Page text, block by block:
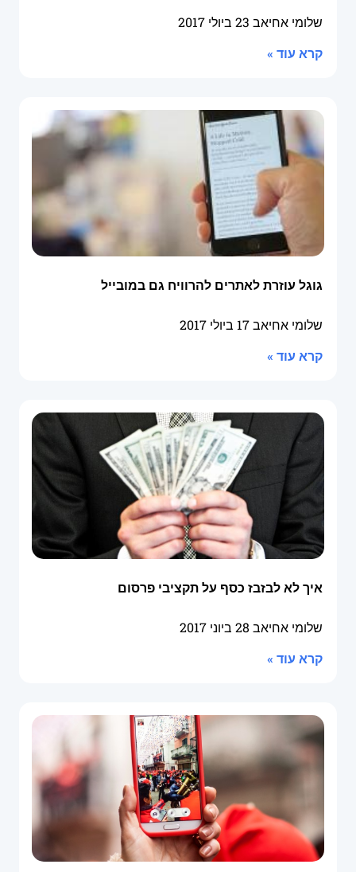
שלומי אחיאב 23 ביולי 2017
קרא עוד »
גוגל עוזרת לאתרים להרוויח גם במובייל
שלומי אחיאב17 ביולי 2017
קרא עוד »
איך לא לבזבז כסף על תקציבי פרסום
שלומי אחיאב 28 ביוני 2017
קרא עוד »